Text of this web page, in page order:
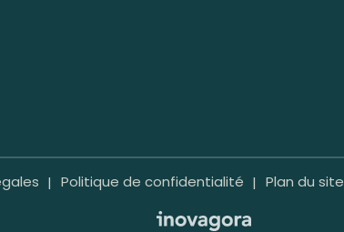
Politique de confidentialité Plan du site